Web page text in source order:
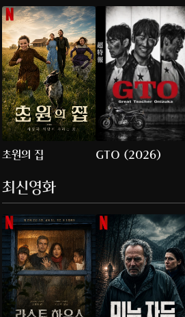
초원의 집 GTO (2026)
최신영화